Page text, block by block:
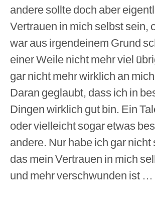
andere sollte doch aber
Vertrauen in mich selbst sein,
war aus irgendeinem Grund
einer Weile nicht mehr viel
gar nicht mehr wirklich an
Daran geglaubt, dass ich in
Dingen wirklich gut bin. Ein
oder vielleicht sogar etwas
andere. Nur habe ich gar nicht
das mein Vertrauen in mich
und mehr verschwunden ist …